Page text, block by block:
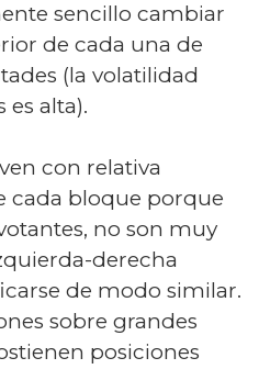
sencillo cambiar
de cada una de
(la volatilidad
alta).
con relativa
cada bloque porque
no son muy
derecha
de modo similar.
sobre grandes
posiciones